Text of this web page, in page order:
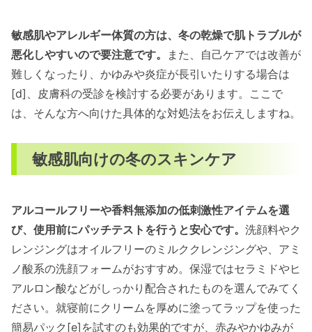
敏感肌やアレルギー体質の方は、冬の乾燥で肌トラブルが
悪化しやすいので要注意です。
また、自己ケアでは改善が
難しくなったり、かゆみや炎症が長引いたりする場合は
[d]、皮膚科の受診を検討する必要があります。ここで
は、そんな方へ向けた具体的な対処法をお伝えしますね。
敏感肌向けの冬のスキンケア
アルコールフリーや香料無添加の低刺激性アイテムを選
び、使用前にパッチテストを行うと安心です。 洗顔料やク
レンジングはオイルフリーのミルククレンジングや、アミ
ノ酸系の洗顔フォームがおすすめ。保湿ではセラミドやヒ
アルロン酸などがしっかり配合されたものを選んでみてく
ださい。就寝前にクリームを厚めに塗ってラップを使った
簡易パック[e]を試すのも効果的ですが、赤みやかゆみが